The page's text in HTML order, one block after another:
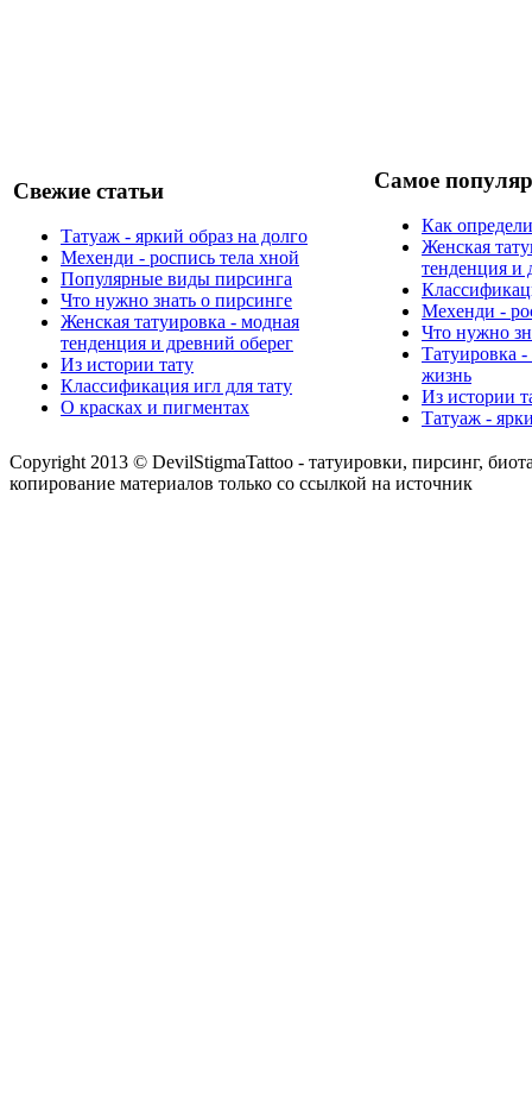
Свежие статьи
Татуаж - яркий образ на долго
Мехенди - роспись тела хной
Популярные виды пирсинга
Что нужно знать о пирсинге
Женская татуировка - модная
тенденция и древний оберег
Из истории тату
Классификация игл для тату
О красках и пигментах
Самое
Как
Женская
тенденция и
Мехенди -
Что нужно
Татуировка
жизнь
Из истории
Татуаж -
Copyright 2013 © DevilStigmaTattoo - татуировки, пирсинг,
копирование материалов только со ссылкой на источник